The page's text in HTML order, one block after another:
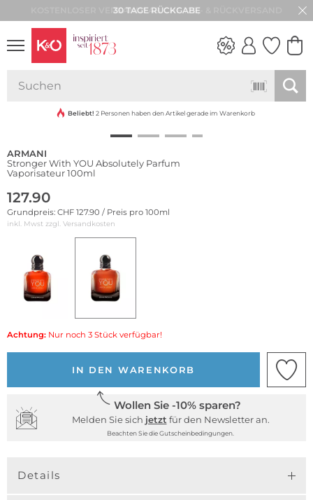
30 TAGE RÜCKGABE
VIBES
Beliebt! 2 Personen haben den Artikel gerade im Warenkorb
ARMANI
Stronger With YOU Absolutely Parfum
Vaporisateur 100ml
127.90
Grundpreis: CHF 127.90 / Preis pro 100ml
inkl. Mwst zzgl. Versandkosten
Achtung: Nur noch 3 Stück verfügbar!
IN DEN WARENKORB
Wollen Sie -10% sparen?
Melden Sie sich jetzt für den Newsletter an.
Beachten Sie die Gutscheinbedingungen.
Details